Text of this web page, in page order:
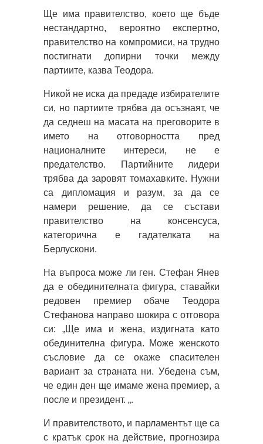
Ще има правителство, което ще бъде
нестандартно, вероятно експертно,
правителство на компромиси, на трудно
постигнати допирни точки между
партиите, казва Теодора.
Никой не иска да предаде избирателите
си, но партиите трябва да осъзнаят, че
да седнеш на масата на преговорите в
името на отговорността пред
националните интереси, не е
предателство. Партийните лидери
трябва да заровят томахавките. Нужни
са дипломация и разум, за да се
намери решение, да се състави
правителство на консенсуса,
категорична е гадателката на
Берлускони.
На въпроса може ли ген. Стефан Янев
да е обединителната фигура, ставайки
редовен премиер обаче Теодора
Стефанова направо шокира с отговора
си: „Ще има и жена, издигната като
обединителна фигура. Може женското
съсловие да се окаже спасителен
вариант за страната ни. Убедена съм,
че един ден ще имаме жена премиер, а
после и президент. „.
И правителството, и парламентът ще са
с кратък срок на действие, прогнозира